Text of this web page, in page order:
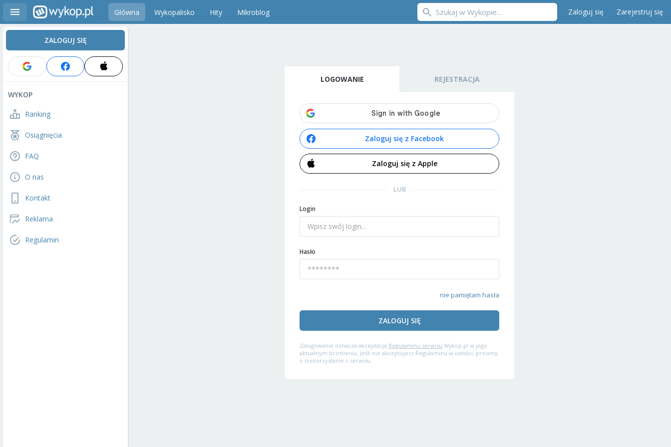
Główna Wykopalisko Hity Mikroblog Zaloguj się Zarejestruj się
ZALOGUJ SIĘ
WYKOP
Ranking
Osiągnięcia
FAQ
O nas
Kontakt
Reklama
Regulamin
LOGOWANIE REJESTRACJA
Zaloguj się z Facebook
Zaloguj się z Apple
LUB
Login
Hasło
nie pamiętam hasła
ZALOGUJ SIĘ
Zalogowanie oznacza akceptację Regulaminu serwisu Wykop.pl w jego
aktualnym brzmieniu. Jeśli nie akceptujesz Regulaminu w całości, prosimy
o niekorzystanie z serwisu.